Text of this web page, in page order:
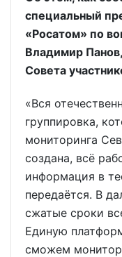
специальный
«Росатом» по
Владимир
Совета
«Вся
группировка,
мониторинга
создана, всё
информация в
передаётся. В
сжатые сроки
Единую
сможем